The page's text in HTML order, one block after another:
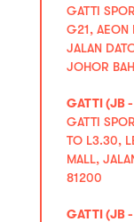
GATTI
G21, AEON
JALAN
JOHOR
GATTI (JB
GATTI
TO L3.30,
MALL,
81200
GATTI (JB